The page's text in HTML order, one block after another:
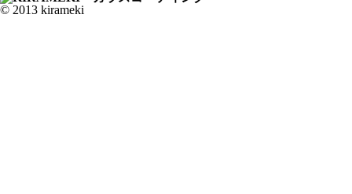
© 2013 kirameki